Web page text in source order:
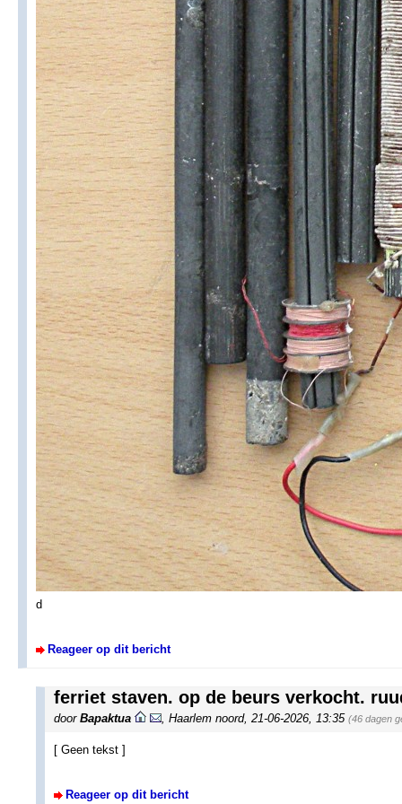
d
Reageer op dit bericht
ferriet staven. op de beurs verkocht.
door Bapaktua Haarlem noord, 21-06-2026, 13:35 (46 dagen
[ Geen tekst ]
Reageer op dit bericht